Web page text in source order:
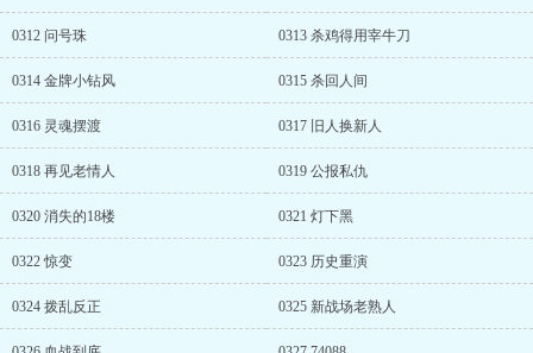
0312 问号珠 0313 杀鸡得用宰牛刀
0314 金牌小钻风 0315 杀回人间
0316 灵魂摆渡 0317 旧人换新人
0318 再见老情人 0319 公报私仇
0320 消失的18楼 0321 灯下黑
0322 惊变 0323 历史重演
0324 拨乱反正 0325 新战场老熟人